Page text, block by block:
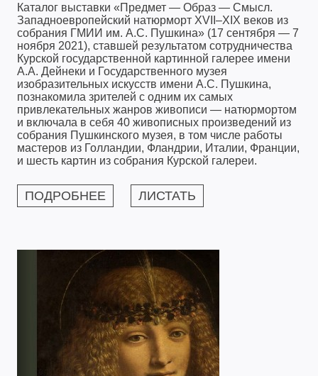
Каталог выставки «Предмет — Образ — Смысл.
Западноевропейский натюрморт XVII–XIX веков из
собрания ГМИИ им. А.С. Пушкина» (17 сентября — 7
ноября 2021), ставшей результатом сотрудничества
Курской государственной картинной галерее имени
А.А. Дейнеки и Государственного музея
изобразительных искусств имени А.С. Пушкина,
познакомила зрителей с одним их самых
привлекательных жанров живописи — натюрмортом
и включала в себя 40 живописных произведений из
собрания Пушкинского музея, в том числе работы
мастеров из Голландии, Фландрии, Италии, Франции,
и шесть картин из собрания Курской галереи.
ПОДРОБНЕЕ ЛИСТАТЬ